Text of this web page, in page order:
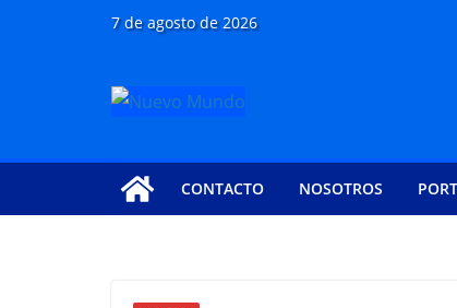
7 de agosto de 2026
CONTACTO NOSOTROS